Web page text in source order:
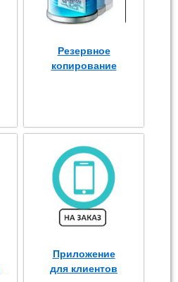
Резервное
копирование
Приложение
для клиентов